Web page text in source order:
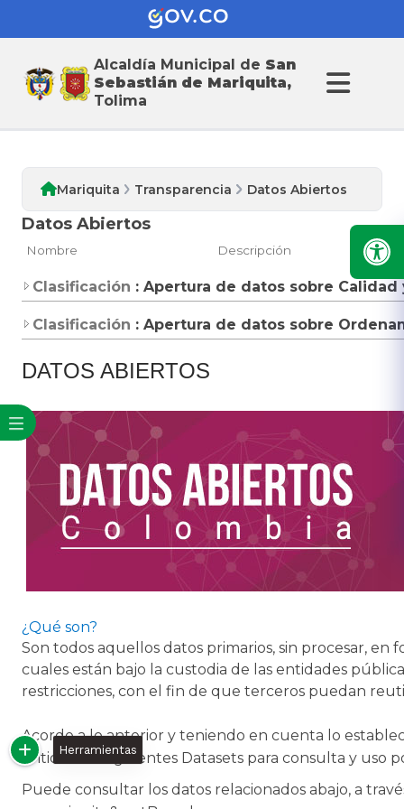
Alcaldía Municipal de San
Sebastián de Mariquita,
Tolima
Transparencia
Mariquita Transparencia Datos Abiertos
Datos Abiertos
Nombre Descripción
Clasificación : Apertura de datos sobre
Clasificación : Apertura de datos sobre
DATOS ABIERTOS
¿Qué son?​
Son todos aquellos datos primarios, sin procesar,
cuales están bajo la custodia de las entidades
restricciones, con el fin de que terceros puedan
Acorde a lo anterior y teniendo en cuenta lo
entidad los siguientes Datasets para consulta y uso
Puede consultar los datos relacionados abajo, a
Herramientas